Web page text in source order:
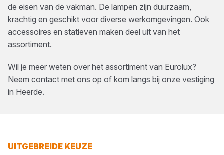
de eisen van de vakman. De lampen zijn duurzaam,
krachtig en geschikt voor diverse werkomgevingen. Ook
accessoires en statieven maken deel uit van het
assortiment.
Wil je meer weten over het assortiment van Eurolux?
Neem contact met ons op of kom langs bij onze vestiging
in Heerde.
UITGEBREIDE KEUZE